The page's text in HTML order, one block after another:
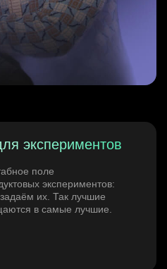
экспериментов
поле
экспериментов:
их. Так лучшие
в самые лучшие.